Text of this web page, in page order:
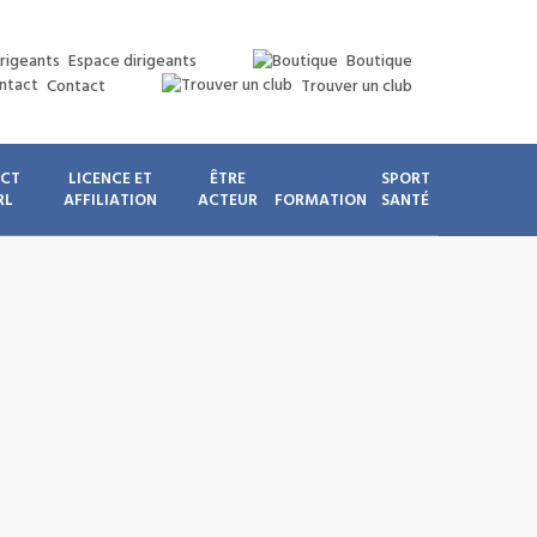
Espace dirigeants
Boutique
Contact
Trouver un club
LICENCE ET
AFFILIATION
ÊTRE
ACTEUR
FORMATION
SPORT
SANTÉ